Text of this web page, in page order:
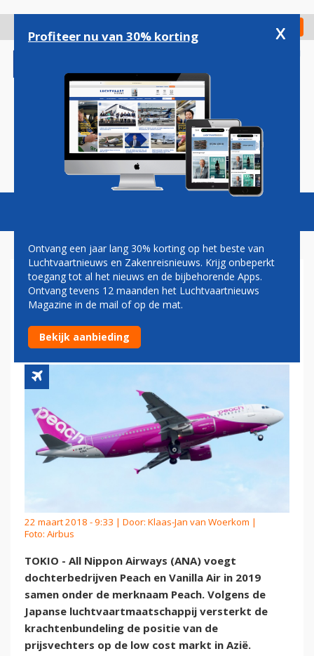
gaan
Check in
Magazine Podcasts Vacatures
ANA VOEGT PRIJSVECHTERS
PEACH EN VANILLA AIR
SAMEN
22 maart 2018 - 9:33 | Door: Klaas-Jan van Woerkom |
Foto: Airbus
TOKIO - All Nippon Airways (ANA) voegt
dochterbedrijven Peach en Vanilla Air in 2019
samen onder de merknaam Peach. Volgens de
Japanse luchtvaartmaatschappij versterkt de
krachtenbundeling de positie van de
prijsvechters op de low cost markt in Azië.
Profiteer nu van 30% korting x
Ontvang een jaar lang 30% korting op het beste van
Luchtvaartnieuws en Zakenreisnieuws. Krijg onbeperkt
toegang tot al het nieuws en de bijbehorende Apps.
Ontvang tevens 12 maanden het Luchtvaartnieuws
Magazine in de mail of op de mat.
Bekijk aanbieding